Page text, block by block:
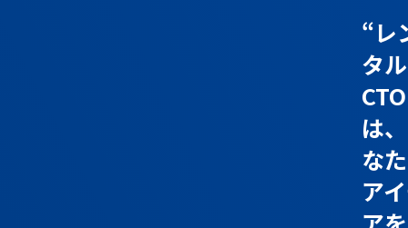
“レ
タル
は
な
ア